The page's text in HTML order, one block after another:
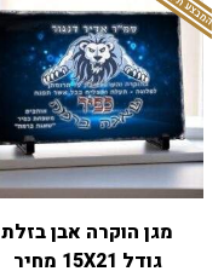
מגן הוקרה אבן בזלת
גודל 15X21 מחיר